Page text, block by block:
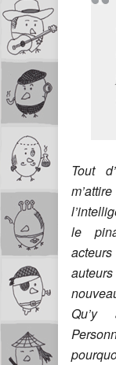
Tout
le